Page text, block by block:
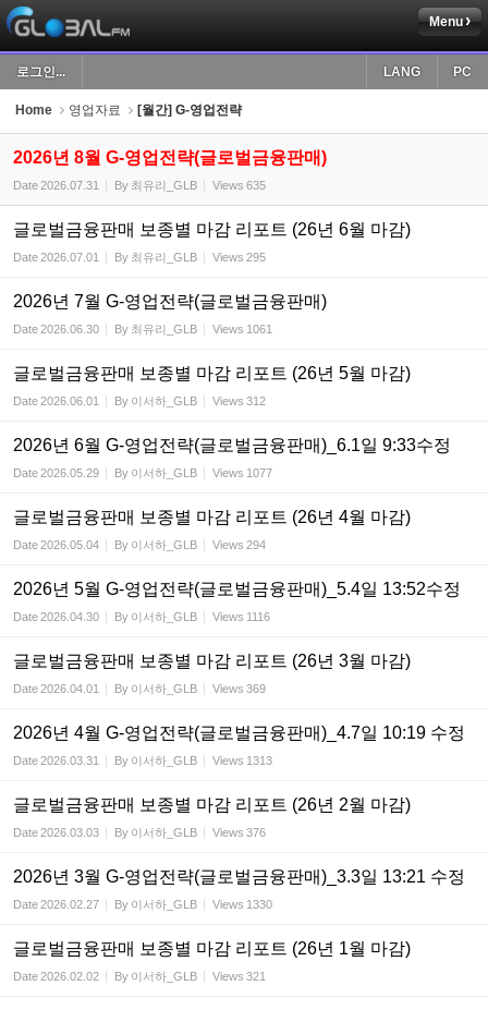
Menu
로그인... PC
LANG
Home 영업자료 [월간] G-영업전략
2026년 8월 G-영업전략(글로벌금융판매)
Date2026.07.31 By 최유리_GLB Views 635
글로벌금융판매 보종별 마감 리포트 (26년 6월 마감)
Date2026.07.01 By 최유리_GLB Views 295
2026년 7월 G-영업전략(글로벌금융판매)
Date2026.06.30 By 최유리_GLB Views 1061
글로벌금융판매 보종별 마감 리포트 (26년 5월 마감)
Date2026.06.01 By 이서하_GLB Views 312
2026년 6월 G-영업전략(글로벌금융판매)_6.1일 9:33수정
Date2026.05.29 By 이서하_GLB Views 1077
글로벌금융판매 보종별 마감 리포트 (26년 4월 마감)
Date2026.05.04 By 이서하_GLB Views 294
2026년 5월 G-영업전략(글로벌금융판매)_5.4일 13:52수정
Date2026.04.30 By 이서하_GLB Views 1116
글로벌금융판매 보종별 마감 리포트 (26년 3월 마감)
Date2026.04.01 By 이서하_GLB Views 369
2026년 4월 G-영업전략(글로벌금융판매)_4.7일 10:19 수정
Date2026.03.31 By 이서하_GLB Views 1313
글로벌금융판매 보종별 마감 리포트 (26년 2월 마감)
Date2026.03.03 By 이서하_GLB Views 376
2026년 3월 G-영업전략(글로벌금융판매)_3.3일 13:21 수정
Date2026.02.27 By 이서하_GLB Views 1330
글로벌금융판매 보종별 마감 리포트 (26년 1월 마감)
Date2026.02.02 By 이서하_GLB Views 321
Sketchbook5, 스케치북5
Sketchbook5, 스케치북5